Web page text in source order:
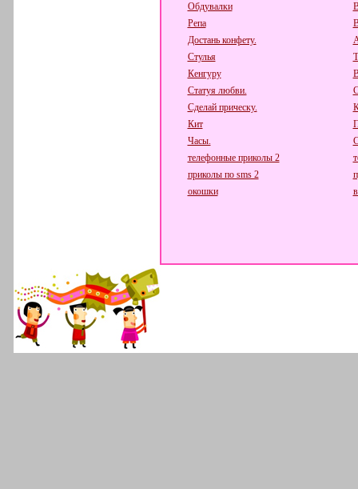
Обдувалки
Репа
Достань конфету.
Стулья
Кенгуру
Статуя любви.
Сделай прическу.
Кит
Часы.
телефонные приколы 2
приколы по sms 2
окошки